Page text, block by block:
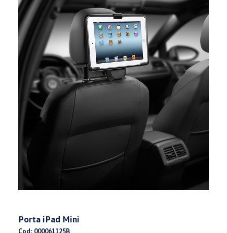
Porta iPad Mini
Cod: 000061125B